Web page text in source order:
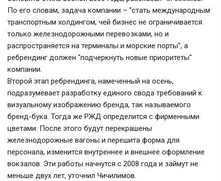
По его словам, задача компании – "стать международным
транспортным холдингом, чей бизнес не ограничивается
только железнодорожными перевозками, но и
распространяется на терминалы и морские порты", а
ребрендинг должен "подчеркнуть новые приоритеты"
компании.
Второй этап ребрендинга, намеченный на осень,
подразумевает разработку единого свода требований к
визуальному изображению бренда, так называемого
бренд-бука. Тогда же РЖД определится с фирменными
цветами. После этого будут перекрашены
железнодорожные вагоны и перешита форма для
персонала, изменится внутреннее и внешнее оформление
вокзалов. Эти работы начнутся с 2008 года и займут не
меньше двух лет, уточнил Чичилимов.